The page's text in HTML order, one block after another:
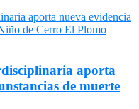
aporta
de muerte